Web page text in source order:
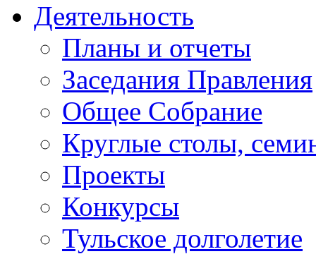
Деятельность
Планы и отчеты
Заседания Правления
Общее Собрание
Круглые столы,
Проекты
Конкурсы
Тульское долголетие